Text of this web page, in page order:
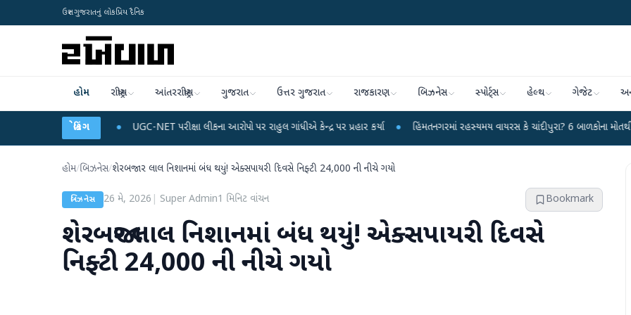
ઉત્તર ગુજરાતનું લોકપ્રિય દૈનિક
હોમ રાષ્ટ્રીય આંતરરાષ્ટ્રીય ગુજરાત ઉત્તર ગુજરાત રાજકારણ બિઝનેસ સ્પોર્ટ્સ હેલ્થ ગેજેટ
બ્રેકિંગ
UGC-NET પરીક્ષા લીકના આરોપો પર રાહુલ ગાંધીએ કેન્દ્ર પર પ્રહાર કર્યા ● હિંમતનગરમાં રહસ્યમય વાયરસ કે ચાંદીપુરા? 6 બાળકોના મોતથી ફફડાટ ●
હોમ/બિઝનેસ/શેરબજાર લાલ નિશાનમાં બંધ થયું! એક્સપાયરી દિવસે નિફ્ટી 24,000 ની નીચે ગયો
બિઝનેસ 26 મે, 2026 Super Admin1 મિનિટ વાંચન Bookmark
શેરબજાર લાલ નિશાનમાં બંધ થયું! એક્સપાયરી દિવસે
નિફ્ટી 24,000 ની નીચે ગયો